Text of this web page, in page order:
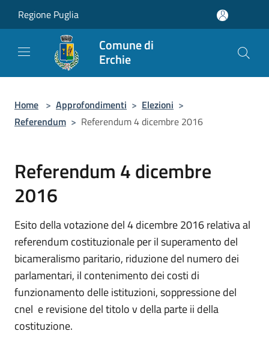
Regione Puglia
Comune di
Erchie
Home > Approfondimenti > Elezioni >
Referendum > Referendum 4 dicembre 2016
Referendum 4 dicembre
2016
Esito della votazione del 4 dicembre 2016 relativa al
referendum costituzionale per il superamento del
bicameralismo paritario, riduzione del numero dei
parlamentari, il contenimento dei costi di
funzionamento delle istituzioni, soppressione del
cnel e revisione del titolo v della parte ii della
costituzione.